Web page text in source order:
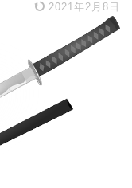
2021年2月8日